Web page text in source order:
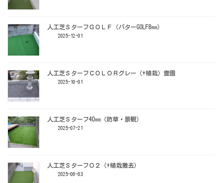
人工芝ＳターフＧＯＬＦ（パターGOLF8㎜）
2025-12-01
人工芝ＳターフＣＯＬＯＲグレー（+植栽）霊園
2025-10-01
人工芝Ｓターフ40㎜（防草・景観）
2025-07-21
人工芝ＳターフＯ２（+植栽撤去）
2025-06-03